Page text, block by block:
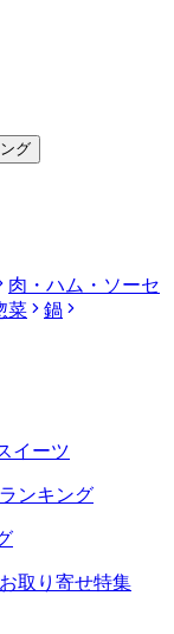
グ
肉・ハム・ソーセ
菜 鍋
イーツ
ンキング
取り寄せ特集